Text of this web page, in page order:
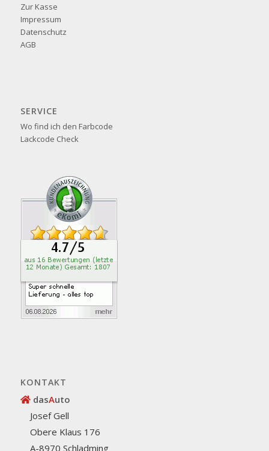
Zur Kasse
Impressum
Datenschutz
AGB
SERVICE
Wo find ich den Farbcode
Lackcode Check
KONTAKT
dasAuto
Josef Gell
Obere Klaus 176
A-8970 Schladming